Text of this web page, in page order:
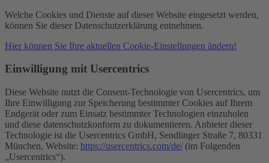
Welche Cookies und Dienste auf dieser Website eingesetzt werden,
können Sie dieser Datenschutzerklärung entnehmen.
Hier können Sie Ihre aktuellen Cookie-Einstellungen ändern!
Einwilligung mit Usercentrics
Diese Website nutzt die Consent-Technologie von Usercentrics, um
Ihre Einwilligung zur Speicherung bestimmter Cookies auf Ihrem
Endgerät oder zum Einsatz bestimmter Technologien einzuholen
und diese datenschutzkonform zu dokumentieren. Anbieter dieser
Technologie ist die Usercentrics GmbH, Sendlinger Straße 7, 80331
München, Website: https://usercentrics.com/de/ (im Folgenden
„Usercentrics“).